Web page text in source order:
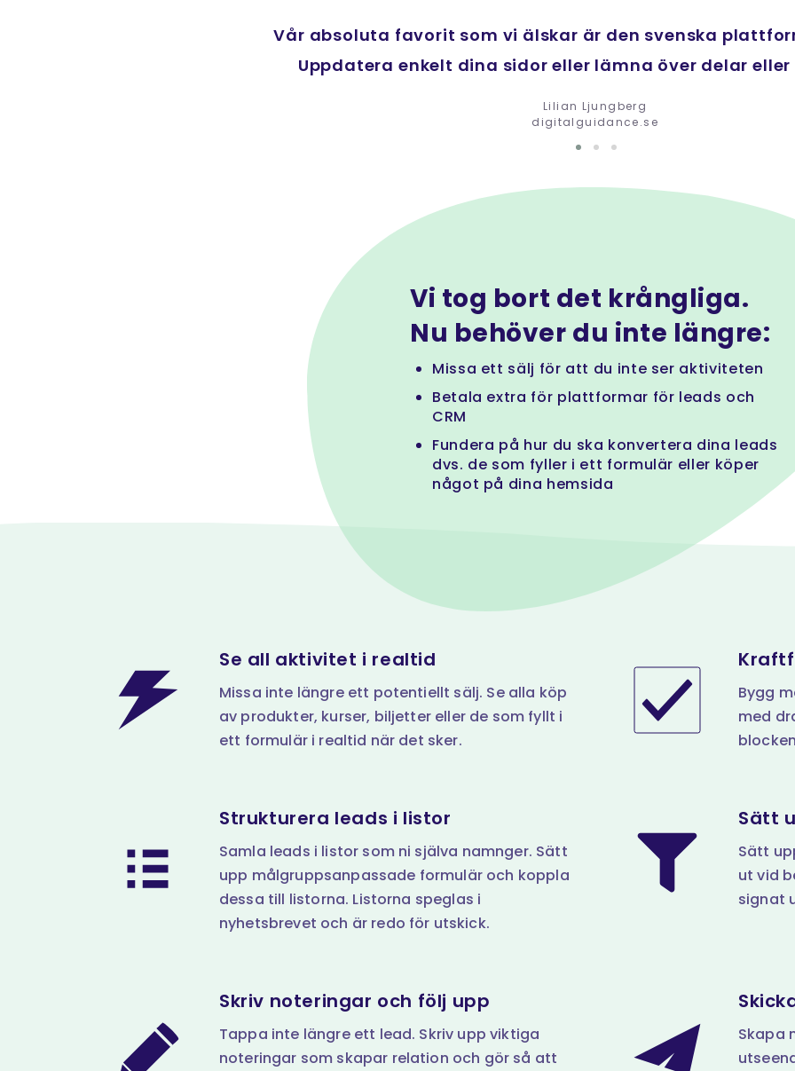
Vår absoluta favorit som vi älskar är den svenska
Uppdatera enkelt dina sidor eller lämna över delar
Lilian Ljungberg
digitalguidance.se
Det är en sån fröjd att intensivjobba i Magnet – tusen
går att göra där!
Johanna Nilsson
Coach, pausera.com
Vi tog bort det krångliga.
Nu behöver du inte längre:
Missa ett sälj för att du inte ser aktiviteten
Betala extra för plattformar för leads och
CRM
Fundera på hur du ska konvertera dina leads
dvs. de som fyller i ett formulär eller köper
något på dina hemsida
Se all aktivitet i realtid
Missa inte längre ett potentiellt sälj. Se alla köp
av produkter, kurser, biljetter eller de som fyllt i
ett formulär i realtid när det sker.
Bygg
med
Strukturera leads i listor
Samla leads i listor som ni själva namnger. Sätt
upp målgruppsanpassade formulär och koppla
dessa till listorna. Listorna speglas i
nyhetsbrevet och är redo för utskick.
Sätt
Sätt
ut vid
signat
Skriv noteringar och följ upp
Tappa inte längre ett lead. Skriv upp viktiga
noteringar som skapar relation och gör så att
Skapa